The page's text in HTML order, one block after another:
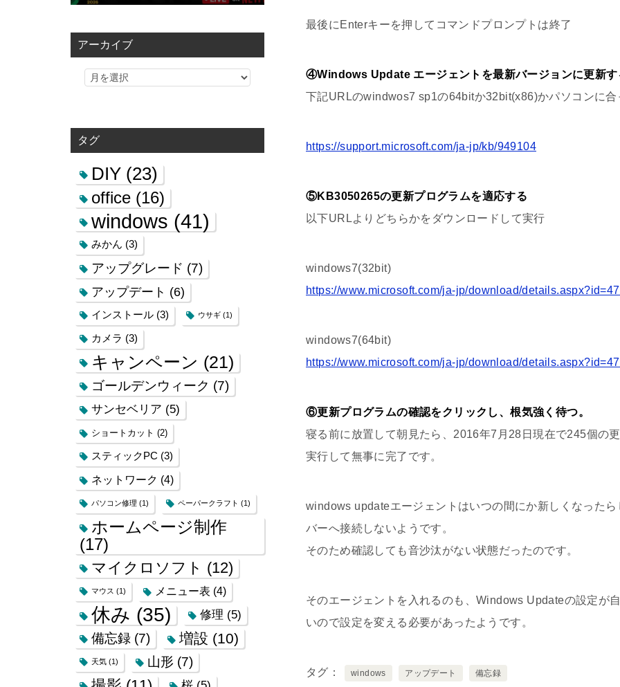
最後にEnterキーを押してコマンドプロンプトは終了
④Windows Update エージェントを最新バージョンに更新す
下記URLのwindwos7 sp1の64bitか32bit(x86)かパソコンに
https://support.microsoft.com/ja-jp/kb/949104
⑤KB3050265の更新プログラムを適応する
以下URLよりどちらかをダウンロードして実行
windows7(32bit)
https://www.microsoft.com/ja-jp/download/
windows7(64bit)
https://www.microsoft.com/ja-jp/download/
⑥更新プログラムの確認をクリックし、根気強く待つ。
寝る前に放置して朝見たら、2016年7月28日現在で245個の
実行して無事に完了です。
windows updateエージェントはいつの間にか新しくなった
バーへ接続しないようです。
そのため確認しても音沙汰がない状態だったのです。
そのエージェントを入れるのも、Windows Updateの設定が
いので設定を変える必要があったようです。
タグ windows アップデート 備忘録
アーカイブ
タグ
DIY (23)
office (16)
windows (41)
みかん (3)
アップグレード (7)
アップデート (6)
インストール (3) ウサギ (1)
カメラ (3)
キャンペーン (21)
ゴールデンウィーク (7)
サンセベリア (5)
ショートカット (2)
スティックPC (3)
ネットワーク (4)
パソコン修理 (1) ペーパークラフト (1)
ホームページ制作
(17)
マイクロソフト (12)
マウス (1) メニュー表 (4)
休み (35) 修理 (5)
備忘録 (7) 増設 (10)
天気 (1) 山形 (7)